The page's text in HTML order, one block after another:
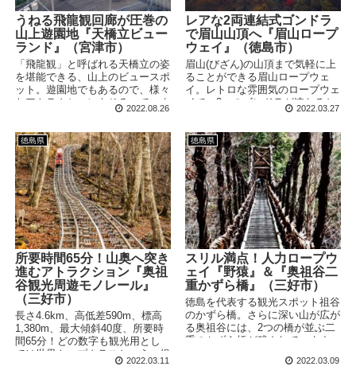
うねる飛龍観回廊が圧巻の
山上遊園地『天橋立ビュー
ランド』（宮津市）
「飛龍観」と呼ばれる天橋立の姿
を堪能できる、山上のビュースポ
ット。遊園地でもあるので、様々
なアトラクションもそろっていま
す。空中をうねる展望デッキ「飛
を放ちます。
2022.08.26
レアな2両連結式ゴンドラ
で眉山山頂へ『眉山ロープ
ウェイ』（徳島市）
眉山(びざん)の山頂まで気軽に上
ることができる眉山ロープウェ
イ。レトロな雰囲気のロープウェ
イで、2つのゴンドラが連なるち
ょっと珍しい形態となっていま
が流れる徳島の街並みを一望でき
ます。
2022.03.27
徳島県
所要時間65分！山奥へ突き
進むアトラクション『奥祖
谷観光周遊モノレール』
（三好市）
長さ4.6km、高低差590m、標高
1,380m、最大傾斜40度、所要時
間65分！どの数字も観光用とし
ては世界トップクラスという、規
格外のモノレールが徳島の山の中
2022.03.11
徳島県
スリル満点！人力ロープウ
ェイ『野猿』＆『奥祖谷二
重かずら橋』（三好市）
徳島を代表する観光スポット祖谷
のかずら橋。さらに深い山が広が
る奥祖谷には、2つの橋が並ぶ二
重のかずら橋が残されています。
イ「野猿」も設置されており、併
2022.03.09